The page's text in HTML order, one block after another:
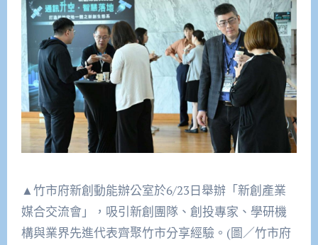
▲竹市府新創動能辦公室於6/23日舉辦「新創產業
媒合交流會」，吸引新創團隊、創投專家、學研機
構與業界先進代表齊聚竹市分享經驗。(圖／竹市府